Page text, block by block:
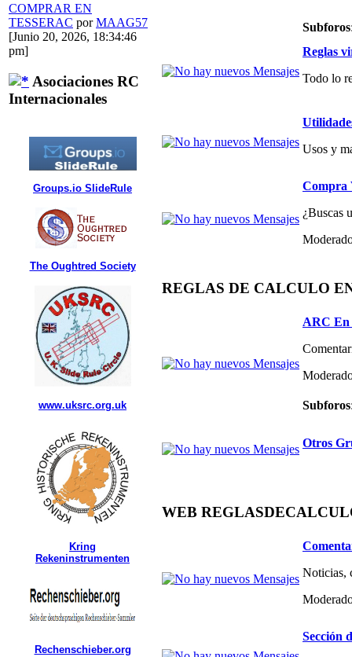
COMPRAR EN
TESSERAC porMAAG57
[Junio 20, 2026, 18:34:46
pm]
Asociaciones RC
Internacionales
Groups.io SlideRule
The Oughtred Society
www.uksrc.org.uk
Kring
Rekeninstrumenten
Rechenschieber.org
Subforos
Reglas
Todo lo
Usos y
Compra
¿Buscas
REGLAS DE CALCULO
ARC En
Subforos
Otros
WEB
Noticias,
Sección